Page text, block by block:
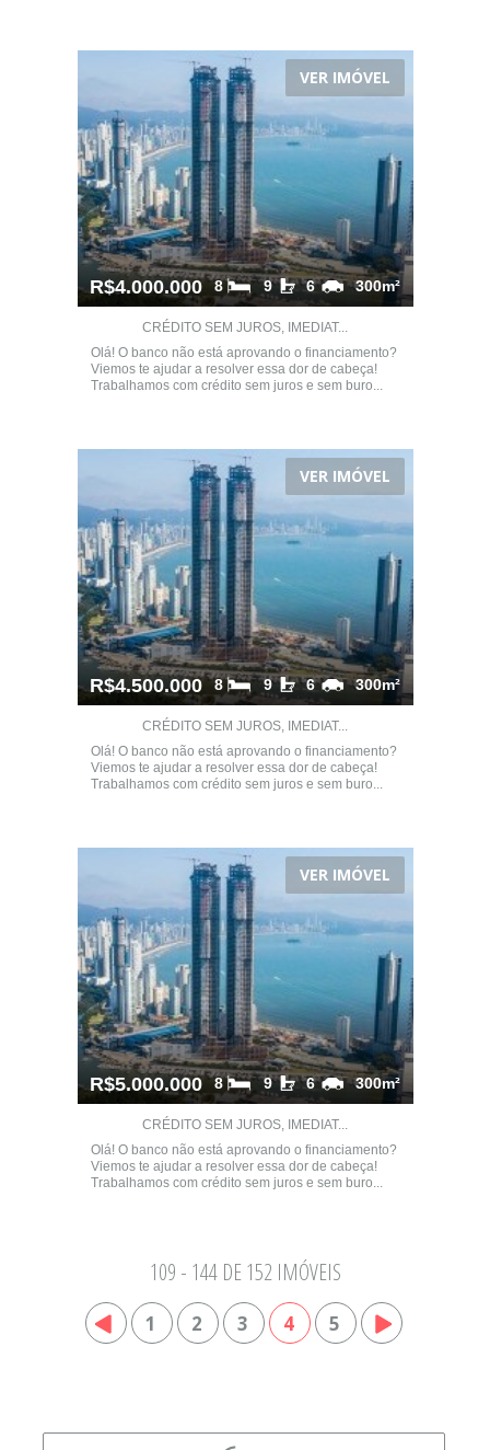
VER IMÓVEL
R$4.000.000 300m²
6
9
8
CRÉDITO SEM JUROS, IMEDIAT...
Olá! O banco não está aprovando o financiamento?
Viemos te ajudar a resolver essa dor de cabeça!
Trabalhamos com crédito sem juros e sem buro...
VER IMÓVEL
R$4.500.000 300m²
6
9
8
CRÉDITO SEM JUROS, IMEDIAT...
Olá! O banco não está aprovando o financiamento?
Viemos te ajudar a resolver essa dor de cabeça!
Trabalhamos com crédito sem juros e sem buro...
VER IMÓVEL
R$5.000.000 300m²
6
9
8
CRÉDITO SEM JUROS, IMEDIAT...
Olá! O banco não está aprovando o financiamento?
Viemos te ajudar a resolver essa dor de cabeça!
Trabalhamos com crédito sem juros e sem buro...
109 - 144 DE 152 IMÓVEIS
1 2 3 4 5